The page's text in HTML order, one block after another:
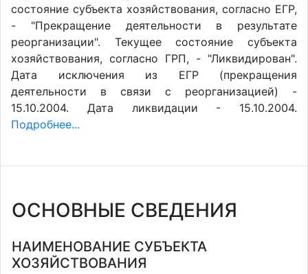
состояние субъекта хозяйствования, согласно ЕГР,
- "Прекращение деятельности в результате
реорганизации". Текущее состояние субъекта
хозяйствования, согласно ГРП, - "Ликвидирован".
Дата исключения из ЕГР (прекращения
деятельности в связи с реорганизацией) -
15.10.2004. Дата ликвидации - 15.10.2004.
Подробнее...
ОСНОВНЫЕ СВЕДЕНИЯ
НАИМЕНОВАНИЕ СУБЪЕКТА
ХОЗЯЙСТВОВАНИЯ